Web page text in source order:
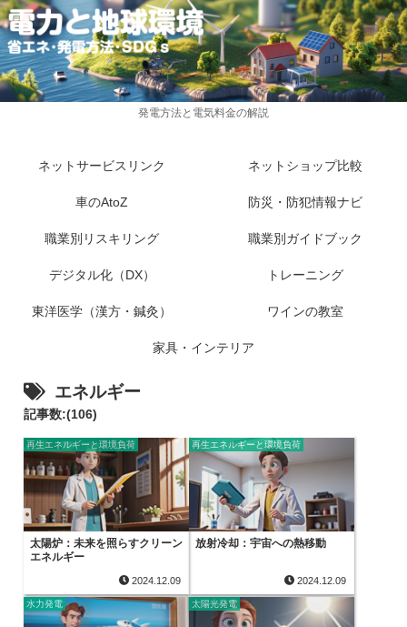
発電方法と電気料金の解説
ネットサービスリンク ネットショップ比較
車のAtoZ 防災・防犯情報ナビ
職業別リスキリング 職業別ガイドブック
デジタル化（DX） トレーニング
東洋医学（漢方・鍼灸） ワインの教室
家具・インテリア
エネルギー
記事数:(106)
再生エネルギーと環境負荷
太陽炉：未来を照らすクリーン
エネルギー
2024.12.09
再生エネルギーと環境負荷
放射冷却：宇宙への熱移動
2024.12.09
水力発電 太陽光発電